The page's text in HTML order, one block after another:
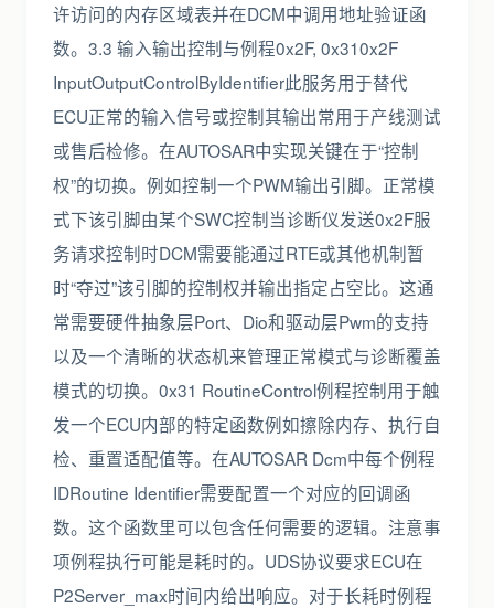
许访问的内存区域表并在DCM中调用地址验证函
数。3.3 输入输出控制与例程0x2F, 0x310x2F
InputOutputControlByIdentifier此服务用于替代
ECU正常的输入信号或控制其输出常用于产线测试
或售后检修。在AUTOSAR中实现关键在于“控制
权”的切换。例如控制一个PWM输出引脚。正常模
式下该引脚由某个SWC控制当诊断仪发送0x2F服
务请求控制时DCM需要能通过RTE或其他机制暂
时“夺过”该引脚的控制权并输出指定占空比。这通
常需要硬件抽象层Port、Dio和驱动层Pwm的支持
以及一个清晰的状态机来管理正常模式与诊断覆盖
模式的切换。0x31 RoutineControl例程控制用于触
发一个ECU内部的特定函数例如擦除内存、执行自
检、重置适配值等。在AUTOSAR Dcm中每个例程
IDRoutine Identifier需要配置一个对应的回调函
数。这个函数里可以包含任何需要的逻辑。注意事
项例程执行可能是耗时的。UDS协议要求ECU在
P2Server_max时间内给出响应。对于长耗时例程